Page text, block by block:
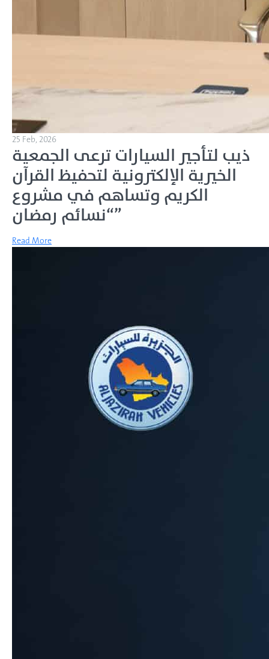
25 Feb, 2026
ذيب لتأجير السيارات ترعى الجمعية
الخيرية الإلكترونية لتحفيظ القرآن
الكريم وتساهم في مشروع
“نسائم رمضان”
Read More